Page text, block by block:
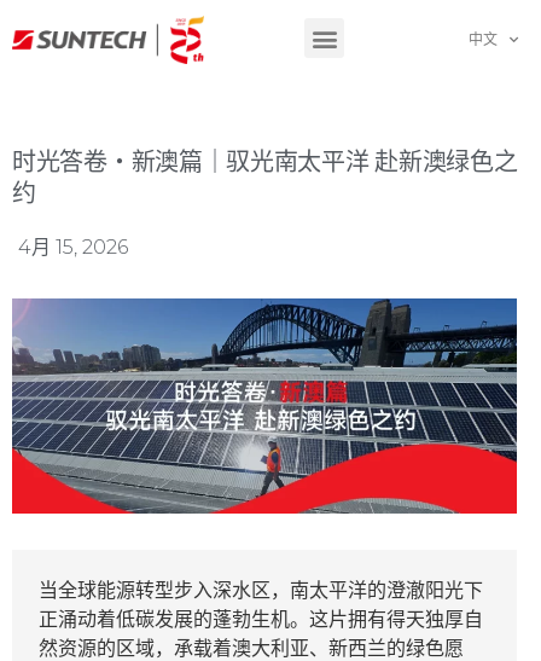
中文
时光答卷・新澳篇｜驭光南太平洋 赴新澳绿色之
约
4月 15, 2026
当全球能源转型步入深水区，南太平洋的澄澈阳光下
正涌动着低碳发展的蓬勃生机。这片拥有得天独厚自
然资源的区域，承载着澳大利亚、新西兰的绿色愿